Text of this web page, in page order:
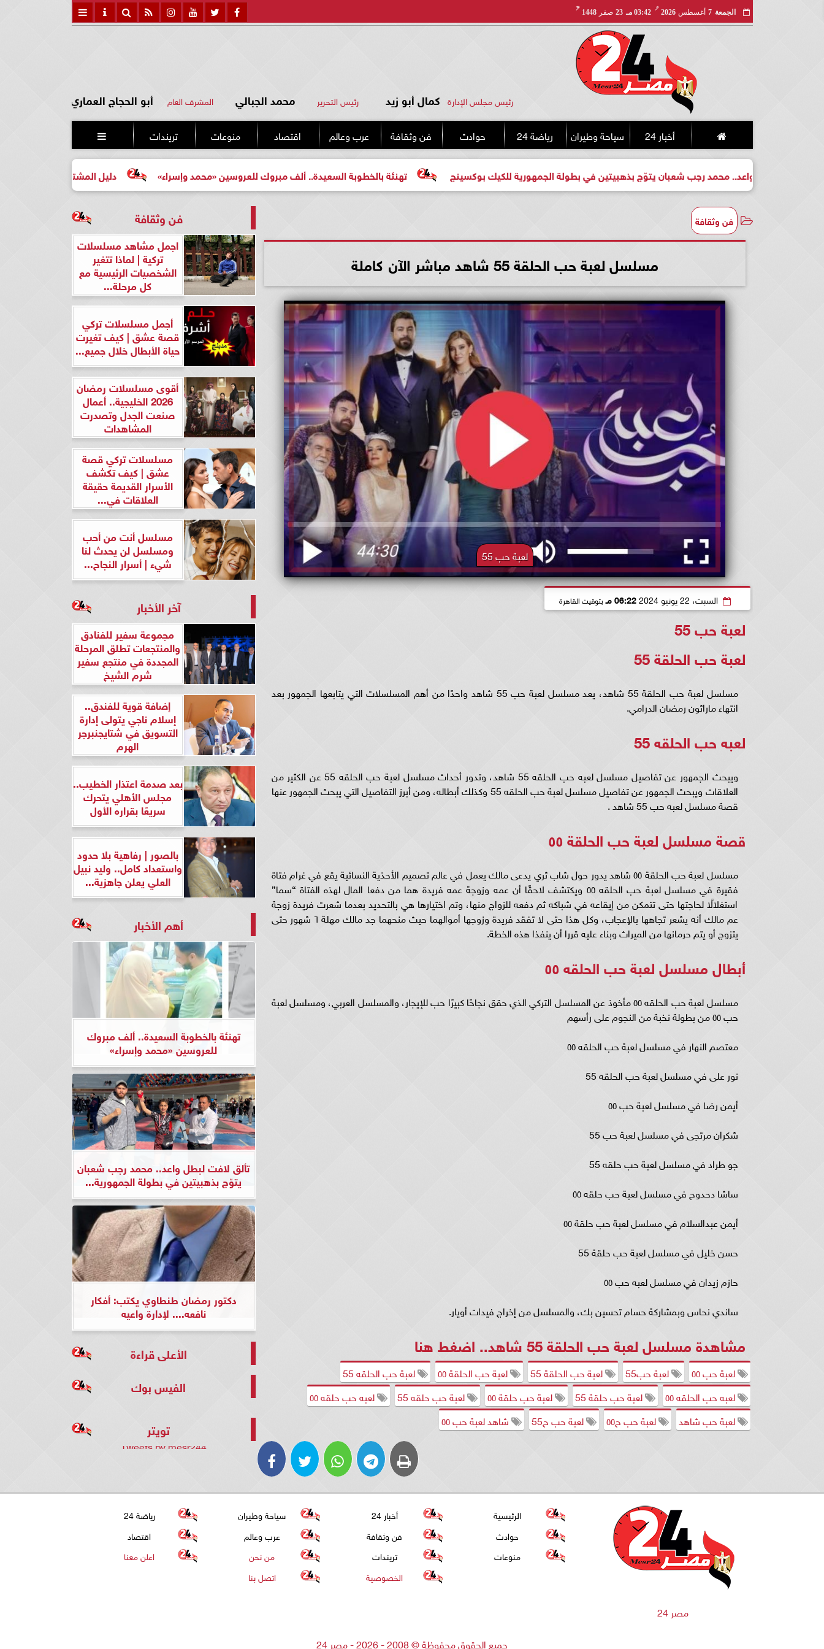
الجمعة 7 أغسطس 2026
مـ
03:42 مـ 23 صفر 1448
هـ
رئيس مجلس الإدارة كمال أبو زيد رئيس التحرير محمد الجبالي المشرف العام أبو الحجاج العماري
أخبار 24 سياحة وطيران رياضة 24 حوادث فن وثقافة عرب وعالم اقتصاد منوعات تريندات 
دليل المشتري لأول مرة لاختيار مشروع تهنئة بالخطوبة السعيدة.. ألف مبروك للعروسين «محمد وإسراء» واعد.. محمد رجب شعبان يتوّج بذهبيتين في بطولة الجمهورية للكيك بوكسينج
فن وثقافة
مسلسل لعبة حب الحلقة 55 شاهد مباشر الآن كاملة
لعبة حب 55
السبت، 22 يونيو 2024 06:22 مـ بتوقيت القاهرة
لعبة حب 55
لعبة حب الحلقة 55
مسلسل لعبة حب الحلقة 55 شاهد، يعد مسلسل لعبة حب 55 شاهد واحدًا من أهم المسلسلات التي يتابعها الجمهور بعد
انتهاء ماراثون رمضان الدرامي.
لعبه حب الحلقه 55
ويبحث الجمهور عن تفاصيل مسلسل لعبه حب الحلقه 55 شاهد، وتدور أحداث مسلسل لعبة حب الحلقه 55 عن الكثير من
العلاقات ويبحث الجمهور عن تفاصيل مسلسل لعبة حب الحلقه 55 وكذلك أبطاله، ومن أبرز التفاصيل التي يبحث الجمهور عنها
قصة مسلسل لعبه حب 55 شاهد .
قصة مسلسل لعبة حب الحلقة ٥٥
مسلسل لعبة حب الحلقة ٥٥ شاهد يدور حول شاب ثري يدعى مالك يعمل في عالم تصميم الأحذية النسائية يقع في غرام فتاة
فقيرة في مسلسل لعبة حب الحلقه ٥٥ ويكتشف لاحقًا أن عمه وزوجة عمه فريدة هما من دفعا المال لهذه الفتاة “سما”
استغلالًا لحاجتها حتى تتمكن من إيقاعه في شباكه ثم دفعه للزواج منها، وتم اختيارها هي بالتحديد بعدما شعرت فريدة زوجة
عم مالك أنه يشعر تجاهها بالإعجاب، وكل هذا حتى لا تفقد فريدة وزوجها أموالهما حيث منحهما جد مالك مهلة ٦ شهور حتى
يتزوج أو يتم حرمانها من الميراث وبناء عليه قررا أن ينفذا هذه الخطة.
أبطال مسلسل لعبة حب الحلقه ٥٥
مسلسل لعبة حب الحلقه ٥٥ مأخوذ عن المسلسل التركي الذي حقق نجاحًا كبيرًا حب للإيجار، والمسلسل العربي، ومسلسل لعبة
حب ٥٥ من بطولة نخبة من النجوم على رأسهم
معتصم النهار في مسلسل لعبة حب الحلقه ٥٥
نور على في مسلسل لعبة حب الحلقه 55
أيمن رضا في مسلسل لعبة حب ٥٥
شكران مرتجى في مسلسل لعبة حب 55
جو طراد في مسلسل لعبة حب حلقه 55
ساشا دحدوح في مسلسل لعبة حب حلقه ٥٥
أيمن عبدالسلام في مسلسل لعبة حب حلقة ٥٥
حسن خليل في مسلسل لعبة حب حلقة 55
حازم زيدان في مسلسل لعبه حب ٥٥
ساندي نحاس وبمشاركة حسام تحسين بك، والمسلسل من إخراج فيدات أويار.
مشاهدة مسلسل لعبة حب الحلقة 55 شاهد.. اضغط هنا
لعبة حب ٥٥ لعبة حب55 لعبة حب الحلقة 55 لعبة حب الحلقة ٥٥
لعبة حب الحلقه 55
لعبه حب الحلقه ٥٥
لعبة حب حلقة 55 لعبة حب حلقة ٥٥ لعبة حب حلقه 55
لعبه حب حلقه ٥٥
لعبة حب شاهد
لعبة حب ح٥٥ لعبة حب ح55 شاهد لعبة حب ٥٥
فن وثقافة
اجمل مشاهد مسلسلات
تركية | لماذا تتغير
الشخصيات الرئيسية مع
كل مرحلة...
أجمل مسلسلات تركي
قصة عشق | كيف تغيرت
حياة الأبطال خلال جميع...
أقوى مسلسلات رمضان
2026 الخليجية.. أعمال
صنعت الجدل وتصدرت
المشاهدات
مسلسلات تركي قصة
عشق | كيف تكشف
الأسرار القديمة حقيقة
العلاقات في...
مسلسل أنت من أحب
ومسلسل لن يحدث لنا
شيء | أسرار النجاح...
آخر الأخبار
مجموعة سفير للفنادق
والمنتجعات تطلق المرحلة
المجددة في منتجع سفير
شرم الشيخ
إضافة قوية للفندق..
إسلام ناجي يتولى إدارة
التسويق في شتايجنبرجر
الهرم
بعد صدمة اعتذار الخطيب..
مجلس الأهلي يتحرك
سريعًا بقراره الأول
بالصور | رفاهية بلا حدود
واستعداد كامل.. وليد نبيل
العلي يعلن جاهزية...
أهم الأخبار
تهنئة بالخطوبة السعيدة.. ألف مبروك
للعروسين «محمد وإسراء»
تألق لافت لبطل واعد.. محمد رجب شعبان
يتوّج بذهبيتين في بطولة الجمهورية...
دكتور رمضان طنطاوي يكتب: أفكار
نافعه.... لإدارة واعيه
الأعلى قراءة
الفيس بوك
تويتر
Tweets by mesr244
مصر 24
الرئيسية أخبار 24 سياحة وطيران
رياضة 24
حوادث
فن وثقافة عرب وعالم
اقتصاد
منوعات
تريندات من نحن
اعلن معنا
الخصوصية
اتصل بنا
جميع الحقوق محفوظة©